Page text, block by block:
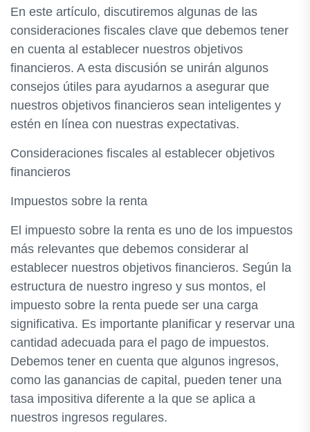
En este artículo, discutiremos algunas de las
consideraciones fiscales clave que debemos tener
en cuenta al establecer nuestros objetivos
financieros. A esta discusión se unirán algunos
consejos útiles para ayudarnos a asegurar que
nuestros objetivos financieros sean inteligentes y
estén en línea con nuestras expectativas.
Consideraciones fiscales al establecer objetivos
financieros
Impuestos sobre la renta
El impuesto sobre la renta es uno de los impuestos
más relevantes que debemos considerar al
establecer nuestros objetivos financieros. Según la
estructura de nuestro ingreso y sus montos, el
impuesto sobre la renta puede ser una carga
significativa. Es importante planificar y reservar una
cantidad adecuada para el pago de impuestos.
Debemos tener en cuenta que algunos ingresos,
como las ganancias de capital, pueden tener una
tasa impositiva diferente a la que se aplica a
nuestros ingresos regulares.